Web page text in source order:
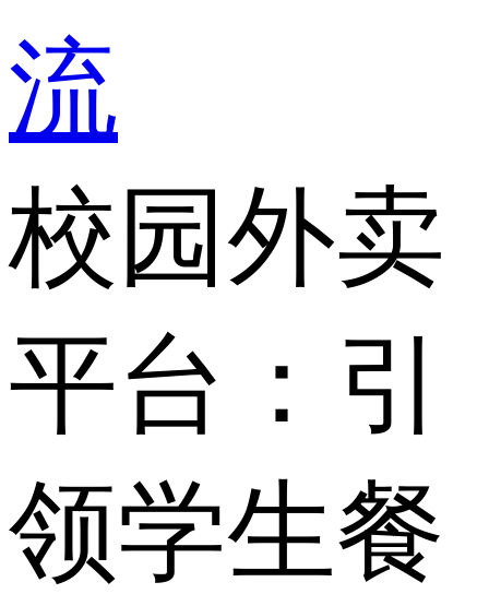
流
校园外卖
平台：引
领学生餐